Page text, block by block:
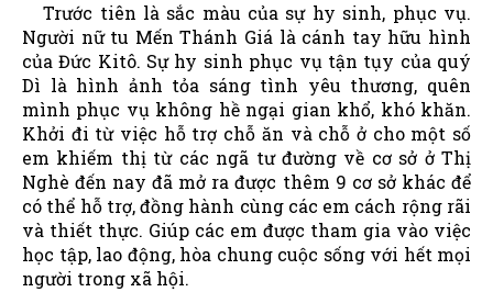
Trước tiên là sắc màu của sự hy sinh, phục vụ.
Người nữ tu Mến Thánh Giá là cánh tay hữu hình
của Đức Kitô. Sự hy sinh phục vụ tận tụy của quý
Dì là hình ảnh tỏa sáng tình yêu thương, quên
mình phục vụ không hề ngại gian khổ, khó khăn.
Khởi đi từ việc hỗ trợ chỗ ăn và chỗ ở cho một số
em khiếm thị từ các ngã tư đường về cơ sở ở Thị
Nghè đến nay đã mở ra được thêm 9 cơ sở khác để
có thể hỗ trợ, đồng hành cùng các em cách rộng rãi
và thiết thực. Giúp các em được tham gia vào việc
học tập, lao động, hòa chung cuộc sống với hết mọi
người trong xã hội.